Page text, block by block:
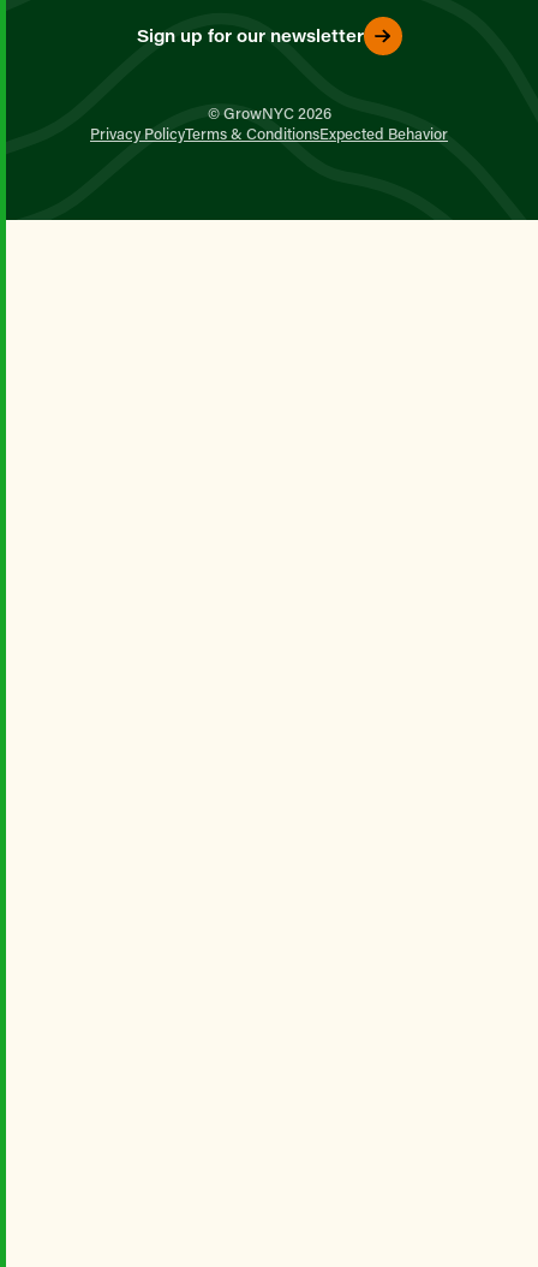
Sign up for our newsletter
© GrowNYC 2026
Privacy PolicyTerms & ConditionsExpected Behavior